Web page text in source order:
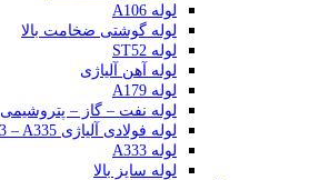
لوله A106
لوله گوشتی ضخامت بالا
لوله ST52
لوله آهن آلیاژی
لوله A179
لوله نفت – گاز – پتروشیمی
لوله فولادی آلیاژی A333 – A335
لوله A333
لوله سایز بالا